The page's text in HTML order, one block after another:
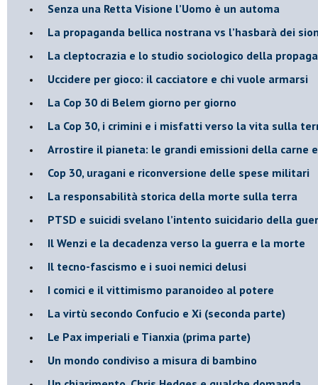
Senza una Retta Visione l’Uomo è un automa
​La propaganda bellica nostrana vs l’hasbarà dei
​La cleptocrazia e lo studio sociologico della
​Uccidere per gioco: il cacciatore e chi vuole armarsi
​La Cop 30 di Belem giorno per giorno
La Cop 30, i crimini e i misfatti verso la vita sulla
Arrostire il pianeta: le grandi emissioni della carne
​Cop 30, uragani e riconversione delle spese militari
La responsabilità storica della morte sulla terra
PTSD e suicidi svelano l’intento suicidario della
Il Wenzi e la decadenza verso la guerra e la morte
​Il tecno-fascismo e i suoi nemici delusi
​I comici e il vittimismo paranoideo al potere
​La virtù secondo Confucio e Xi (seconda parte)
Le Pax imperiali e Tianxia (prima parte)
Un mondo condiviso a misura di bambino